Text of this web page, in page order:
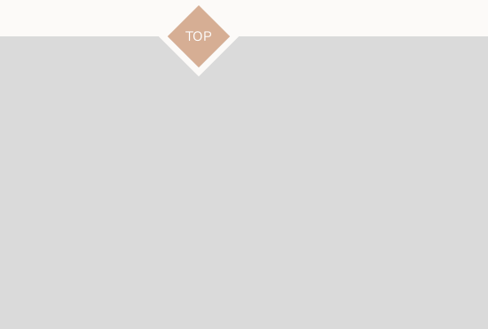
TOP